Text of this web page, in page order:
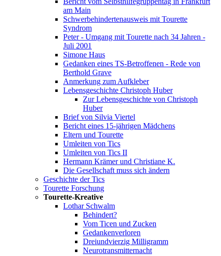
am Main
Schwerbehindertenausweis mit Tourette
Syndrom
Peter - Umgang mit Tourette nach 34 Jahren -
Juli 2001
Simone Haus
Gedanken eines TS-Betroffenen - Rede von
Berthold Grave
Anmerkung zum Aufkleber
Lebensgeschichte Christoph Huber
Zur Lebensgeschichte von Christoph
Huber
Brief von Silvia Viertel
Bericht eines 15-jährigen Mädchens
Eltern und Tourette
Umleiten von Tics
Umleiten von Tics II
Hermann Krämer und Christiane K.
Die Gesellschaft muss sich ändern
Geschichte der Tics
Tourette Forschung
Tourette-Kreative
Lothar Schwalm
Behindert?
Vom Ticen und Zucken
Gedankenverloren
Dreiundvierzig Milligramm
Neurotransmitternacht